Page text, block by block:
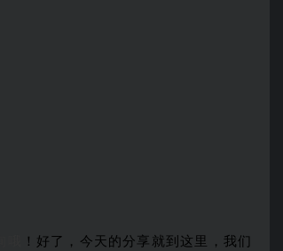
！好了，今天的分享就到这里，我们